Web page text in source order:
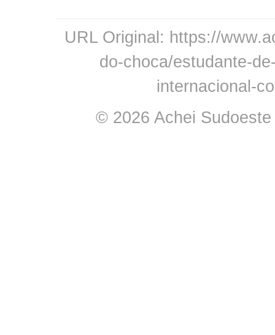
URL Original: https://
do-choca/estudante-
internacional-
© 2026 Achei